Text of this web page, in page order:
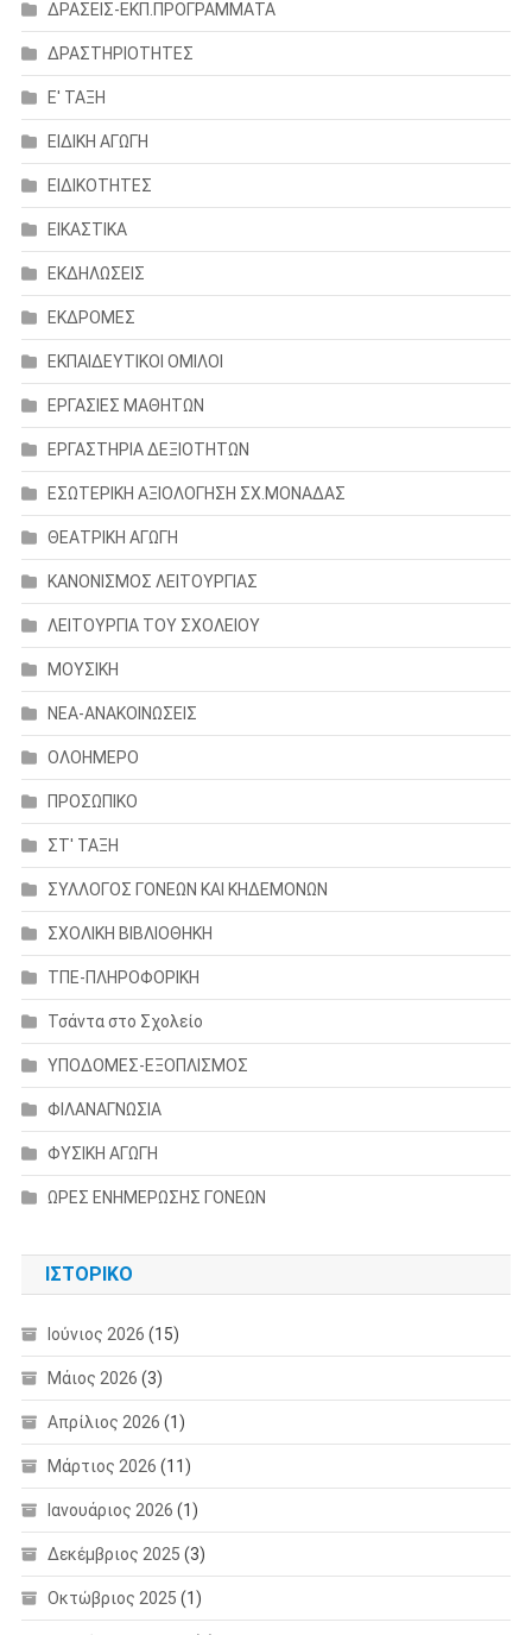
ΔΡΑΣΕΙΣ-ΕΚΠ.ΠΡΟΓΡΑΜΜΑΤΑ
ΔΡΑΣΤΗΡΙΟΤΗΤΕΣ
Ε' ΤΑΞΗ
ΕΙΔΙΚΗ ΑΓΩΓΗ
ΕΙΔΙΚΟΤΗΤΕΣ
ΕΙΚΑΣΤΙΚΑ
ΕΚΔΗΛΩΣΕΙΣ
ΕΚΔΡΟΜΕΣ
ΕΚΠΑΙΔΕΥΤΙΚΟΙ ΟΜΙΛΟΙ
ΕΡΓΑΣΙΕΣ ΜΑΘΗΤΩΝ
ΕΡΓΑΣΤΗΡΙΑ ΔΕΞΙΟΤΗΤΩΝ
ΕΣΩΤΕΡΙΚΗ ΑΞΙΟΛΟΓΗΣΗ ΣΧ.ΜΟΝΑΔΑΣ
ΘΕΑΤΡΙΚΗ ΑΓΩΓΗ
ΚΑΝΟΝΙΣΜΟΣ ΛΕΙΤΟΥΡΓΙΑΣ
ΛΕΙΤΟΥΡΓΙΑ ΤΟΥ ΣΧΟΛΕΙΟΥ
ΜΟΥΣΙΚΗ
ΝΕΑ-ΑΝΑΚΟΙΝΩΣΕΙΣ
ΟΛΟΗΜΕΡΟ
ΠΡΟΣΩΠΙΚΟ
ΣΤ' ΤΑΞΗ
ΣΥΛΛΟΓΟΣ ΓΟΝΕΩΝ ΚΑΙ ΚΗΔΕΜΟΝΩΝ
ΣΧΟΛΙΚΗ ΒΙΒΛΙΟΘΗΚΗ
ΤΠΕ-ΠΛΗΡΟΦΟΡΙΚΗ
Τσάντα στο Σχολείο
ΥΠΟΔΟΜΕΣ-ΕΞΟΠΛΙΣΜΟΣ
ΦΙΛΑΝΑΓΝΩΣΙΑ
ΦΥΣΙΚΗ ΑΓΩΓΗ
ΩΡΕΣ ΕΝΗΜΕΡΩΣΗΣ ΓΟΝΕΩΝ
ΙΣΤΟΡΙΚΌ
Ιούνιος 2026 (15)
Μάιος 2026 (3)
Απρίλιος 2026 (1)
Μάρτιος 2026 (11)
Ιανουάριος 2026 (1)
Δεκέμβριος 2025 (3)
Οκτώβριος 2025 (1)